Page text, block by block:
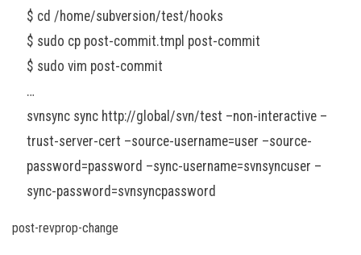
$ cd /home/subversion/test/hooks
$ sudo cp post-commit.tmpl post-commit
$ sudo vim post-commit
…
svnsync sync http://global/svn/test –non-interactive –
trust-server-cert –source-username=user –source-
password=password –sync-username=svnsyncuser –
sync-password=svnsyncpassword
post-revprop-change